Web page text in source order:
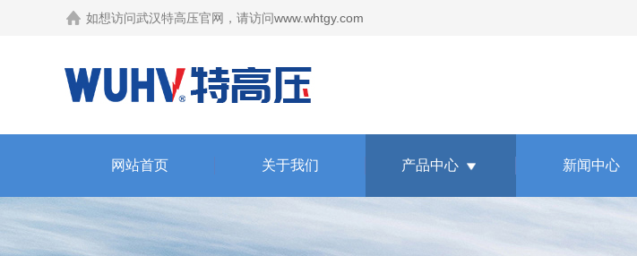
如想访问武汉特高压官网，请访问www.whtgy.com
网站首页 关于我们 产品中心 新闻中心